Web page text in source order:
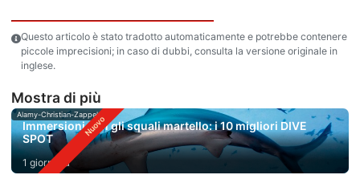
Questo articolo è stato tradotto automaticamente e potrebbe contenere
piccole imprecisioni; in caso di dubbi, consulta la versione originale in
inglese.
Mostra di più
Alamy-Christian-Zappel
Immersioni con gli squali martello: i 10 migliori DIVE
SPOT
1 giorno fa